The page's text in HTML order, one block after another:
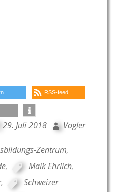
RSS-feed
29. Juli 2018 Vogler
Zentrum,
, Maik Ehrlich,
,
Schweizer